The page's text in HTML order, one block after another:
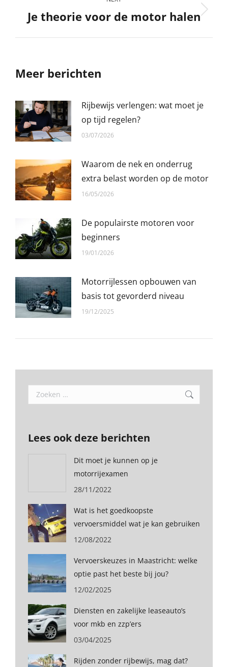
Next
Je theorie voor de motor halen
Meer berichten
Rijbewijs verlengen: wat moet je
op tijd regelen?
03/07/2026
Waarom de nek en onderrug
extra belast worden op de motor
16/05/2026
De populairste motoren voor
beginners
19/01/2026
Motorrijlessen opbouwen van
basis tot gevorderd niveau
19/12/2025
Search:
Lees ook deze berichten
Dit moet je kunnen op je
motorrijexamen
28/11/2022
Wat is het goedkoopste
vervoersmiddel wat je kan gebruiken
12/08/2022
Vervoerskeuzes in Maastricht: welke
optie past het beste bij jou?
12/02/2025
Diensten en zakelijke leaseauto’s
voor mkb en zzp’ers
03/04/2025
Rijden zonder rijbewijs, mag dat?